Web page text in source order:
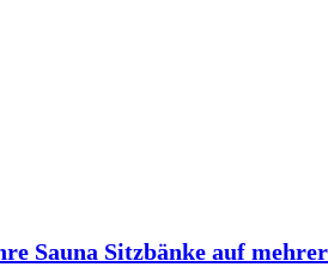
Sauna Sitzbänke auf